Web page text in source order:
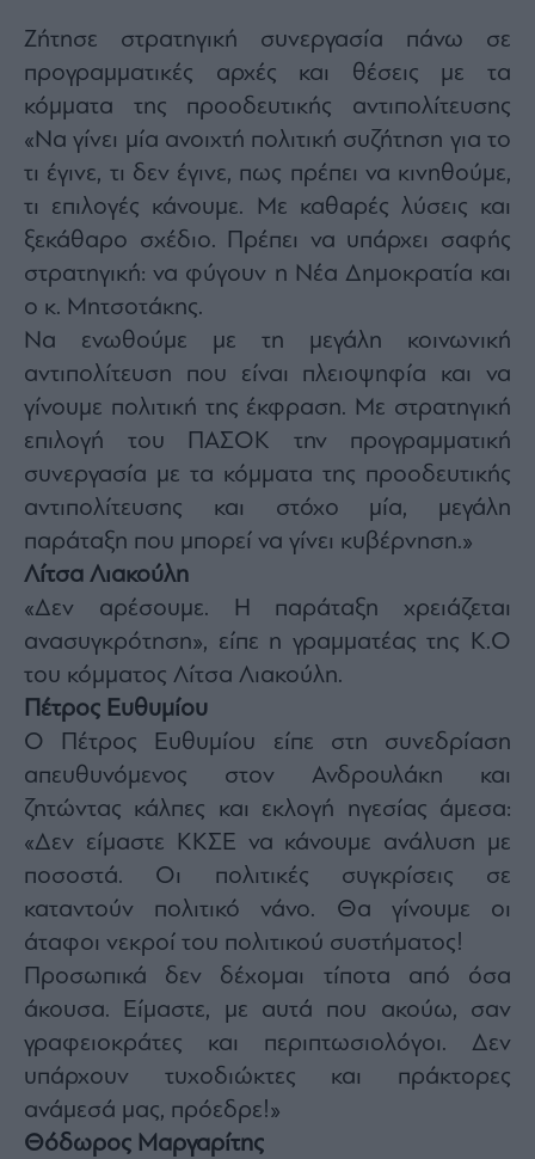
Ζήτησε στρατηγική συνεργασία πάνω σε
προγραμματικές αρχές και θέσεις με τα
κόμματα της προοδευτικής αντιπολίτευσης
«Να γίνει μία ανοιχτή πολιτική συζήτηση για το
τι έγινε, τι δεν έγινε, πως πρέπει να κινηθούμε,
τι επιλογές κάνουμε. Με καθαρές λύσεις και
ξεκάθαρο σχέδιο. Πρέπει να υπάρχει σαφής
στρατηγική: να φύγουν η Νέα Δημοκρατία και
ο κ. Μητσοτάκης.
Να ενωθούμε με τη μεγάλη κοινωνική
αντιπολίτευση που είναι πλειοψηφία και να
γίνουμε πολιτική της έκφραση. Με στρατηγική
επιλογή του ΠΑΣΟΚ την προγραμματική
συνεργασία με τα κόμματα της προοδευτικής
αντιπολίτευσης και στόχο μία, μεγάλη
παράταξη που μπορεί να γίνει κυβέρνηση.»
Λίτσα Λιακούλη
«Δεν αρέσουμε. Η παράταξη χρειάζεται
ανασυγκρότηση», είπε η γραμματέας της Κ.Ο
του κόμματος Λίτσα Λιακούλη.
Πέτρος Ευθυμίου
Ο Πέτρος Ευθυμίου είπε στη συνεδρίαση
απευθυνόμενος στον Ανδρουλάκη και
ζητώντας κάλπες και εκλογή ηγεσίας άμεσα:
«Δεν είμαστε ΚΚΣΕ να κάνουμε ανάλυση με
ποσοστά. Οι πολιτικές συγκρίσεις σε
καταντούν πολιτικό νάνο. Θα γίνουμε οι
άταφοι νεκροί του πολιτικού συστήματος!
Προσωπικά δεν δέχομαι τίποτα από όσα
άκουσα. Είμαστε, με αυτά που ακούω, σαν
γραφειοκράτες και περιπτωσιολόγοι. Δεν
υπάρχουν τυχοδιώκτες και πράκτορες
ανάμεσά μας, πρόεδρε!»
Θόδωρος Μαργαρίτης